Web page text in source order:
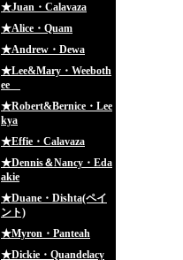
★Juan・Calavaza
★Alice・Quam
★Andrew・Dewa
★Lee&Mary・Weeboth
ee
★Robert&Bernice・Lee
kya
★Effie・Calavaza
★Dennis＆Nancy・Eda
akie
★Duane・Dishta(ペイ
ント)
★Myron・Panteah
★Dickie・Quandelacy